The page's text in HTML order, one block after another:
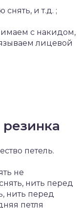
снять, и т.д. ;
с накидом,
лицевой
петель.
не
нить перед
нить перед
петля